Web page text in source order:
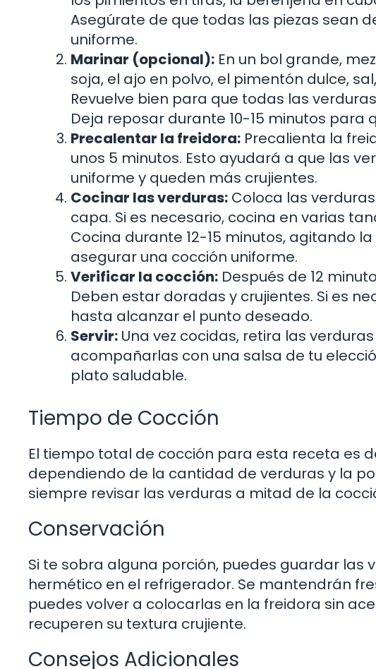
Asegúrate de que todas las piezas sean
uniforme.
Marinar (opcional): En un bol grande,
soja, el ajo en polvo, el pimentón dulce,
Revuelve bien para que todas las
Deja reposar durante 10-15 minutos para
Precalentar la freidora: Precalienta la
unos 5 minutos. Esto ayudará a que las
uniforme y queden más crujientes.
Cocinar las verduras: Coloca las
capa. Si es necesario, cocina en varias
Cocina durante 12-15 minutos, agitando
asegurar una cocción uniforme.
Verificar la cocción: Después de 12
Deben estar doradas y crujientes. Si es
hasta alcanzar el punto deseado.
Servir: Una vez cocidas, retira las
acompañarlas con una salsa de tu
plato saludable.
Tiempo de Cocción
El tiempo total de cocción para esta receta es
dependiendo de la cantidad de verduras y la
siempre revisar las verduras a mitad de la
Conservación
Si te sobra alguna porción, puedes guardar las
hermético en el refrigerador. Se mantendrán
puedes volver a colocarlas en la freidora sin
recuperen su textura crujiente.
Consejos Adicionales